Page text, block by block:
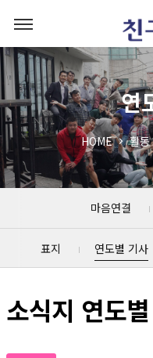
연
HOME 활동
마음연결
표지 연도별 기사
소식지 연도